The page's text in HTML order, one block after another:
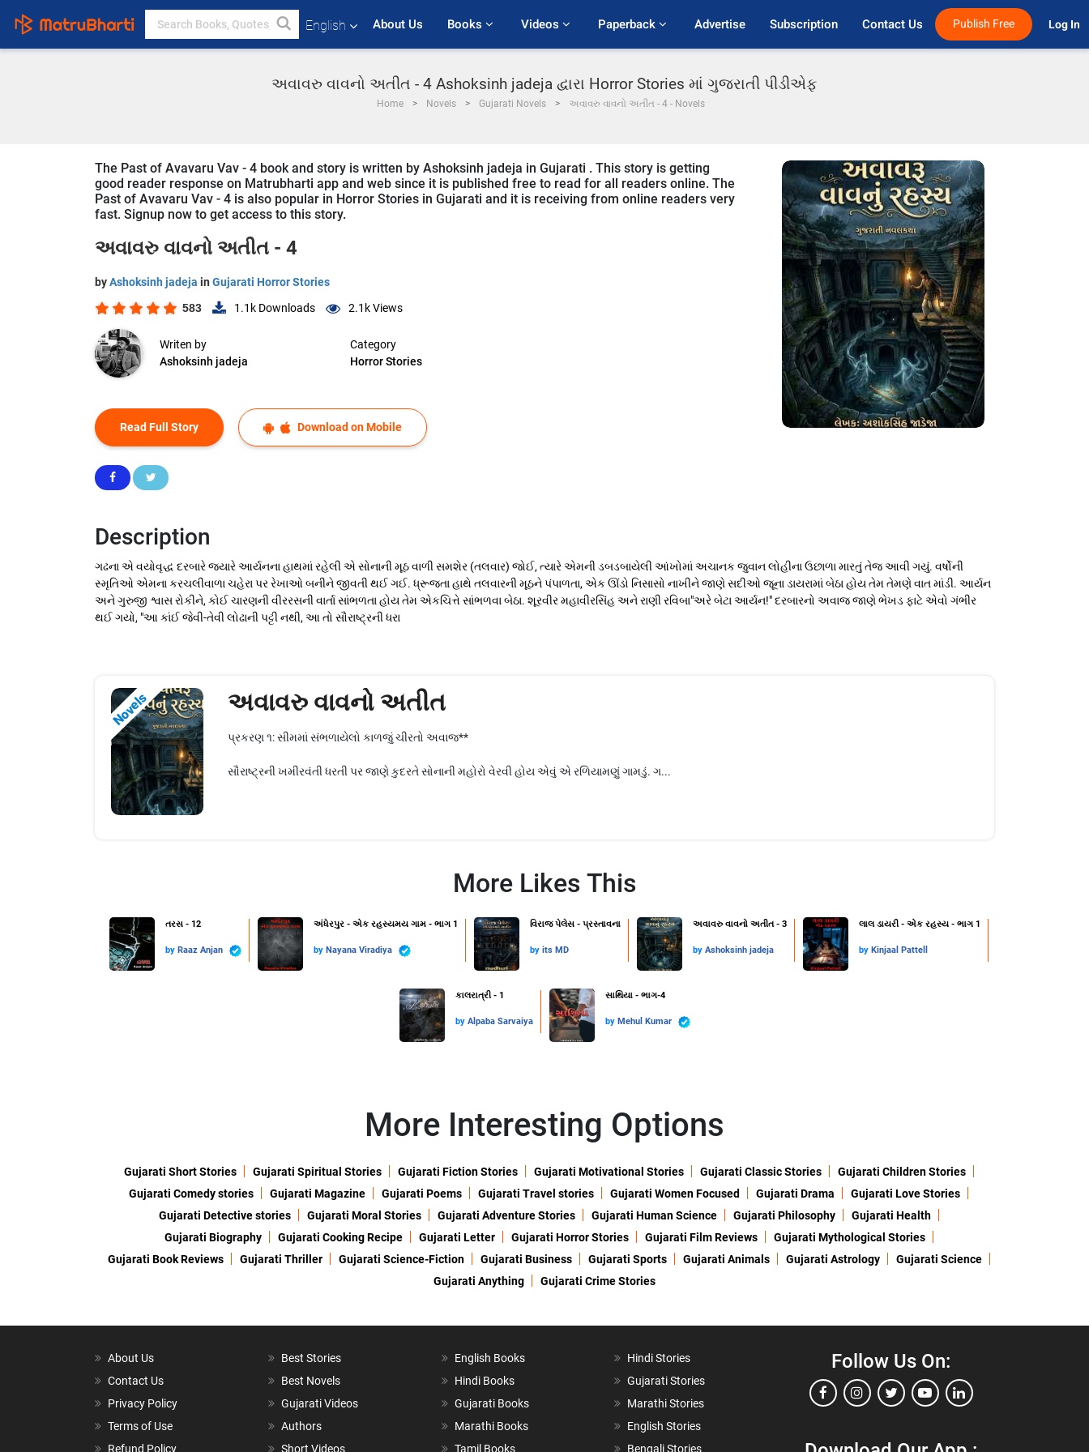
English About Us Books Videos Paperback Advertise Subscription Contact Us Publish Free Log In
અવાવરુ વાવનો અતીત - 4 Ashoksinh jadeja દ્વારા Horror Stories માં ગુજરાતી પીડીએફ
Home Novels Gujarati Novels અવાવરુ વાવનો અતીત - 4 - Novels
The Past of Avavaru Vav - 4 book and story is written by Ashoksinh jadeja in Gujarati . This story is getting
good reader response on Matrubharti app and web since it is published free to read for all readers online. The
Past of Avavaru Vav - 4 is also popular in Horror Stories in Gujarati and it is receiving from online readers very
fast. Signup now to get access to this story.
અવાવરુ વાવનો અતીત - 4
byAshoksinh jadeja in Gujarati Horror Stories
583 1.1k Downloads 2.1kViews
Writen by
Ashoksinh jadeja
Category
Horror Stories
Read Full Story Download on Mobile
Description
ગઢના એ વયોવૃદ્ધ દરબારે જ્યારે આર્યનના હાથમાં રહેલી એ સોનાની મૂઠ વાળી સમશેર (તલવાર) જોઈ, ત્યારે એમની ડબડબાયેલી આંખોમાં અચાનક જુવાન લોહીના ઉછાળા મારતું તેજ આવી ગયું. વર્ષોની
સ્મૃતિઓ એમના કરચલીવાળા ચહેરા પર રેખાઓ બનીને જીવતી થઈ ગઈ. ધ્રૂજતા હાથે તલવારની મૂઠને પંપાળતા, એક ઊંડો નિસાસો નાખીને જાણે સદીઓ જૂના ડાયરામાં બેઠા હોય તેમ તેમણે વાત માંડી. આર્યન
અને ગુરુજી શ્વાસ રોકીને, કોઈ ચારણની વીરરસની વાર્તા સાંભળતા હોય તેમ એકચિત્તે સાંભળવા બેઠા. શૂરવીર મહાવીરસિંહ અને રાણી રવિબા"અરે બેટા આર્યન!" દરબારનો અવાજ જાણે ભેખડ ફાટે એવો ગંભીર
થઈ ગયો, "આ કાંઈ જેવી-તેવી લોઢાની પટ્ટી નથી, આ તો સૌરાષ્ટ્રની ધરા
Novels અવાવરુ વાવનો અતીત
પ્રકરણ ૧: સીમમાં સંભળાયેલો કાળજું ચીરતો અવાજ**
સૌરાષ્ટ્રની ખમીરવંતી ધરતી પર જાણે કુદરતે સોનાની મહોરો વેરવી હોય એવું એ રળિયામણું ગામડું. ગ...
More Likes This
તરસ - 12
by Raaz Anjan
અંધેરપુર - એક રહસ્યમય ગામ - ભાગ 1
by Nayana Viradiya
વિરાજ પેલેસ - પ્રસ્તાવના
by its MD
અવાવરુ વાવનો અતીત - 3
by Ashoksinh jadeja
લાલ ડાયરી - એક રહસ્ય - ભાગ 1
by Kinjaal Pattell
કાલરાત્રી - 1
by Alpaba Sarvaiya
સાથિયા - ભાગ-4
by Mehul Kumar
More Interesting Options
Gujarati Short Stories Gujarati Spiritual Stories Gujarati Fiction Stories Gujarati Motivational Stories Gujarati Classic Stories
Gujarati Children Stories
Gujarati Comedy stories
Gujarati Magazine Gujarati Poems Gujarati Travel stories Gujarati Women Focused Gujarati Drama
Gujarati Love Stories
Gujarati Detective stories
Gujarati Moral Stories Gujarati Adventure Stories Gujarati Human Science Gujarati Philosophy
Gujarati Health
Gujarati Biography
Gujarati Cooking Recipe Gujarati Letter Gujarati Horror Stories Gujarati Film Reviews
Gujarati Mythological Stories
Gujarati Book Reviews
Gujarati Thriller Gujarati Science-Fiction Gujarati Business Gujarati Sports Gujarati Animals Gujarati Astrology
Gujarati Science
Gujarati Anything
Gujarati Crime Stories
About Us
Contact Us
Privacy Policy
Terms of Use
Refund Policy
Best Stories
Best Novels
Gujarati Videos
Authors
Short Videos
English Books
Hindi Books
Gujarati Books
Marathi Books
Tamil Books
Hindi Stories
Gujarati Stories
Marathi Stories
English Stories
Bengali Stories
Follow Us On: